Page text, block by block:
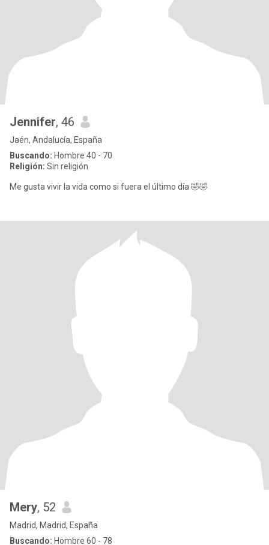
Jennifer, 46
Jaén, Andalucía, España
Buscando: Hombre 40 - 70
Religión: Sin religión
Me gusta vivir la vida como si fuera el último día 🤣🤣
Mery, 52
Madrid, Madrid, España
Buscando: Hombre 60 - 78